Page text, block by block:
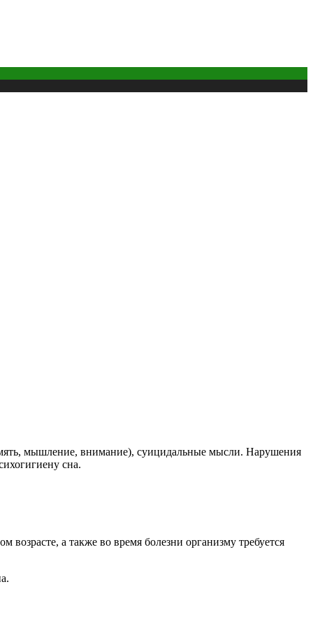
мышление, внимание), суицидальные мысли. Нарушения
сна.
а также во время болезни организму требуется